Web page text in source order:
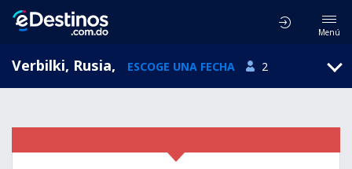
Menú
Verbilki, Rusia, ESCOGE UNA FECHA 2